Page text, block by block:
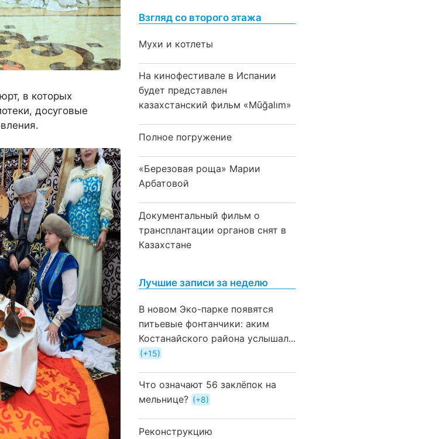
в которых
досуговые
Взгляд со второго этажа
Мухи и котлеты
На кинофестивале в Испании
будет представлен
казахстанский фильм «Mūğalım»
Полное погружение
«Березовая роща» Марии
Арбатовой
Документальный фильм о
трансплантации органов снят в
Казахстане
Лучшие записи за неделю
В новом Эко-парке появятся
питьевые фонтанчики: аким
Костанайского района услышал...
+15
Что означают 56 заклёпок на
мельнице?
+8
Реконструкцию